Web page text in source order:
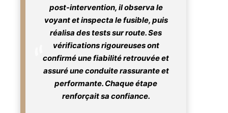
post-intervention, il observa le
voyant et inspecta le fusible, puis
réalisa des tests sur route. Ses
vérifications rigoureuses ont
confirmé une fiabilité retrouvée et
assuré une conduite rassurante et
performante. Chaque étape
renforçait sa confiance.